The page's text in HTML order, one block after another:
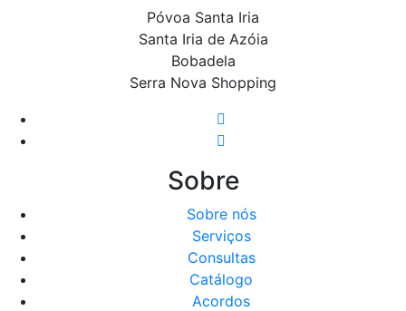
Póvoa Santa Iria
Santa Iria de Azóia
Bobadela
Serra Nova Shopping
Sobre
Sobre nós
Serviços
Consultas
Catálogo
Acordos